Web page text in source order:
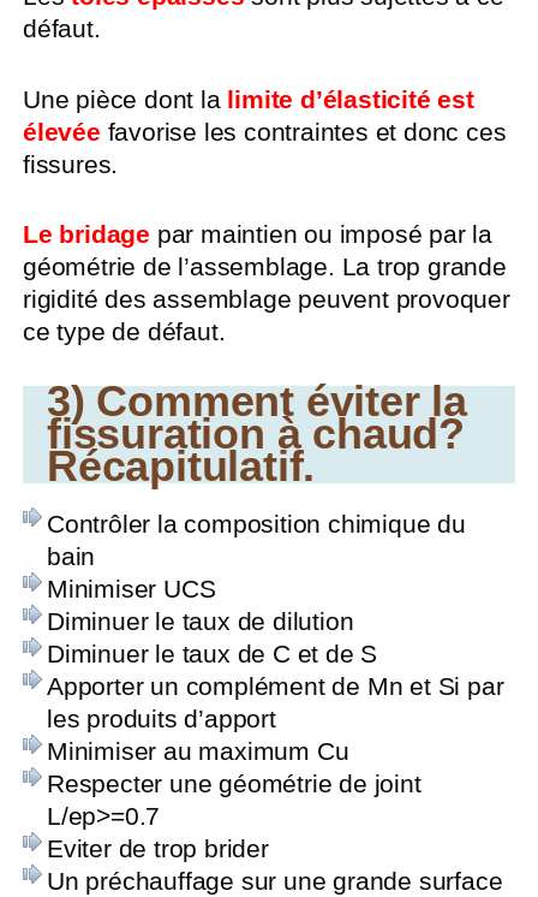
défaut.
Une pièce dont la limite d’élasticité est
élevée favorise les contraintes et donc ces
fissures.
Le bridage par maintien ou imposé par la
géométrie de l’assemblage. La trop grande
rigidité des assemblage peuvent provoquer
ce type de défaut.
3) Comment éviter la
fissuration à chaud?
Récapitulatif.
Contrôler la composition chimique du
bain
Minimiser UCS
Diminuer le taux de dilution
Diminuer le taux de C et de S
Apporter un complément de Mn et Si par
les produits d’apport
Minimiser au maximum Cu
Respecter une géométrie de joint
L/ep>=0.7
Eviter de trop brider
Un préchauffage sur une grande surface